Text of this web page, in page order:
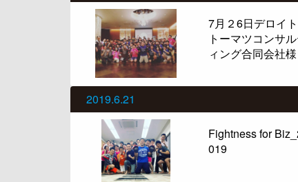
7月２6日デロイト
トーマツコンサ
ィング合同会社様
2019.6.21
Fightness for
019